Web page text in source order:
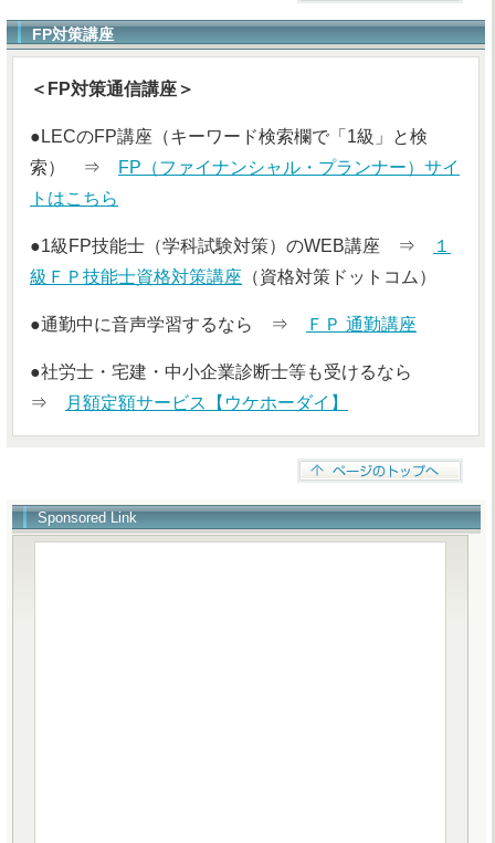
FP対策講座
＜FP対策通信講座＞
●LECのFP講座（キーワード検索欄で「1級」と検
索） ⇒
FP（ファイナンシャル・プランナー）サイ
トはこちら
●1級FP技能士（学科試験対策）のWEB講座 ⇒
１
級ＦＰ技能士資格対策講座 （資格対策ドットコム）
●通勤中に音声学習するなら ⇒ ＦＰ 通勤講座
●社労士・宅建・中小企業診断士等も受けるなら
⇒
月額定額サービス【ウケホーダイ】
Sponsored Link